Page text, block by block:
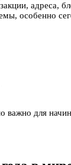
адреса,
особенно
для